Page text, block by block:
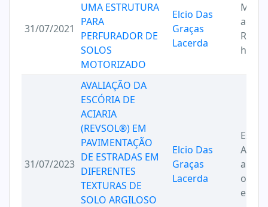
31/07/2021
UMA ESTRUTURA
PARA
PERFURADOR DE
SOLOS
MOTORIZADO
Elcio Das
Graças
Lacerda
31/07/2023
AVALIAÇÃO DA
ESCÓRIA DE
ACIARIA
(REVSOL®) EM
PAVIMENTAÇÃO
DE ESTRADAS EM
DIFERENTES
TEXTURAS DE
SOLO ARGILOSO
Elcio Das
Graças
Lacerda